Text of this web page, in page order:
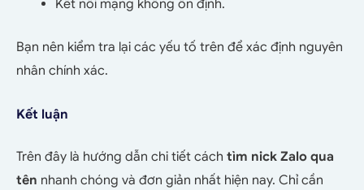
Kết nối mạng không ổn định.
Bạn nên kiểm tra lại các yếu tố trên để xác định nguyên
nhân chính xác.
Kết luận
Trên đây là hướng dẫn chi tiết cách tìm nick Zalo qua
tên nhanh chóng và đơn giản nhất hiện nay. Chỉ cần